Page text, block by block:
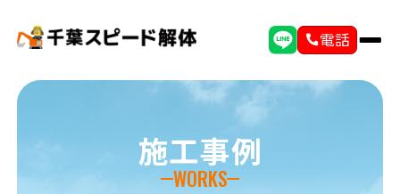
電話
施工事例
WORKS